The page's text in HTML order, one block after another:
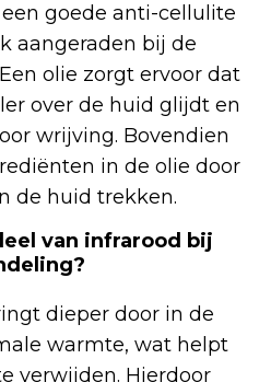
goede anti-cellulite
aangeraden bij de
olie zorgt ervoor dat
over de huid glijdt en
wrijving. Bovendien
in de olie door
de huid trekken.
van infrarood bij
dieper door in de
warmte, wat helpt
verwijden. Hierdoor